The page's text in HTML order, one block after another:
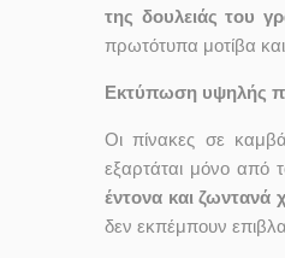
της δουλειάς του
πρωτότυπα μοτίβα
Εκτύπωση υψηλής
Οι πίνακες σε
εξαρτάται μόνο από
έντονα και ζωντανά
δεν εκπέμπουν